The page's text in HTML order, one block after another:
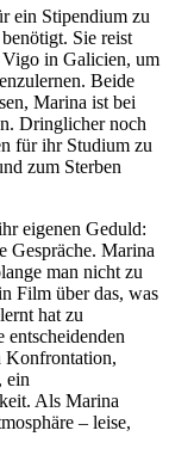
ein Stipendium zu
Sie reist
in Galicien, um
Beide
Marina ist bei
Dringlicher noch
für ihr Studium zu
zum Sterben
eigenen Geduld:
Gespräche. Marina
man nicht zu
Film über das, was
hat zu
Konfrontation,
ein
Als Marina
– leise,